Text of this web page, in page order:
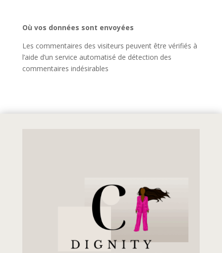
Où vos données sont envoyées
Les commentaires des visiteurs peuvent être vérifiés à
l’aide d’un service automatisé de détection des
commentaires indésirables